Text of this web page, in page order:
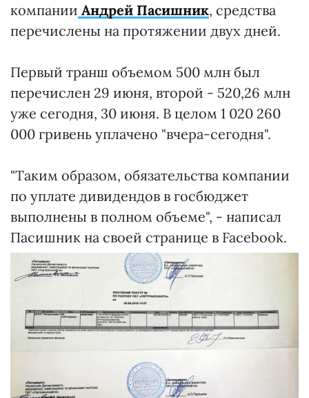
компании Андрей Пасишник, средства
перечислены на протяжении двух дней.
Первый транш объемом 500 млн был
перечислен 29 июня, второй - 520,26 млн
уже сегодня, 30 июня. В целом 1 020 260
000 гривень уплачено "вчера-сегодня".
"Таким образом, обязательства компании
по уплате дивидендов в госбюджет
выполнены в полном объеме", - написал
Пасишник на своей странице в Facebook.